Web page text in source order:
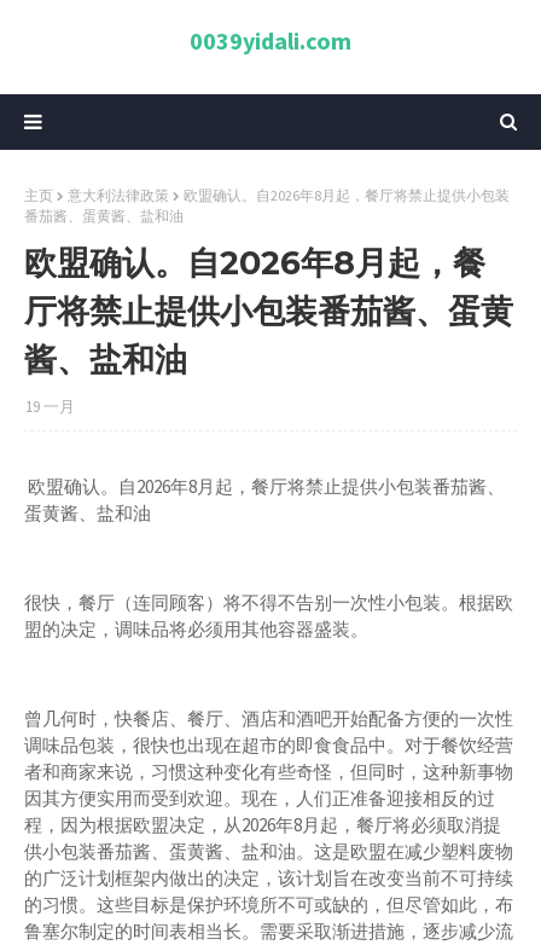
0039yidali.com
主页 意大利法律政策
欧盟确认。自2026年8月起，餐厅将禁止提供小包装
番茄酱、蛋黄酱、盐和油
欧盟确认。自2026年8月起，餐
厅将禁止提供小包装番茄酱、蛋黄
酱、盐和油
19 一月
欧盟确认。自2026年8月起，餐厅将禁止提供小包装番茄酱、
蛋黄酱、盐和油
很快，餐厅（连同顾客）将不得不告别一次性小包装。根据欧
盟的决定，调味品将必须用其他容器盛装。
曾几何时，快餐店、餐厅、酒店和酒吧开始配备方便的一次性
调味品包装，很快也出现在超市的即食食品中。对于餐饮经营
者和商家来说，习惯这种变化有些奇怪，但同时，这种新事物
因其方便实用而受到欢迎。现在，人们正准备迎接相反的过
程，因为根据欧盟决定，从2026年8月起，餐厅将必须取消提
供小包装番茄酱、蛋黄酱、盐和油。这是欧盟在减少塑料废物
的广泛计划框架内做出的决定，该计划旨在改变当前不可持续
的习惯。这些目标是保护环境所不可或缺的，但尽管如此，布
鲁塞尔制定的时间表相当长。需要采取渐进措施，逐步减少流